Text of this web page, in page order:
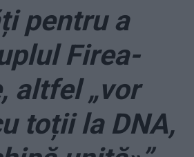
pentru a
Firea-
altfel „vor
toții la DNA,